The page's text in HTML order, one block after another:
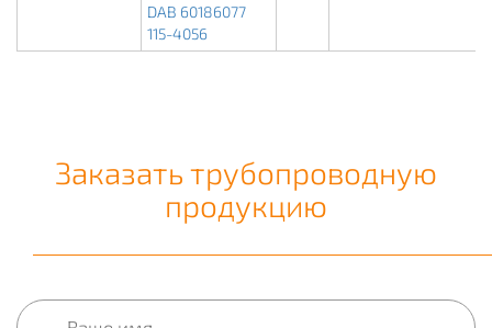
DAB 60186077
115-4056
Заказать трубопроводную
продукцию